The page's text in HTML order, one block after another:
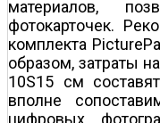
материалов,
фотокарточек.
комплекта
образом, затраты
10Ѕ15 см
вполне